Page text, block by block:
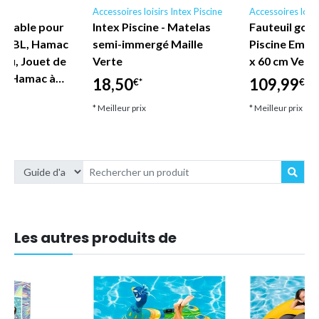
pour
Hamac
Jouet de
Hamac à…
Accessoires loisirs Intex Piscine
Intex Piscine - Matelas
semi-immergé Maille
Verte
18,50€*
* Meilleur prix
Accessoires
Fauteuil
Piscine
x 60 cm Vert
109,99€*
* Meilleur prix
Les autres produits de